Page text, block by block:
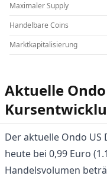
Maximaler Supply
Handelbare Coins
Marktkapitalisierung
Aktuelle
Der aktuelle Ondo US
heute bei 0,99 Euro
Handelsvolumen